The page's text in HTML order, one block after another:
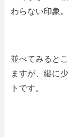
わらない印象。
並べてみると
ますが、縦に
トです。